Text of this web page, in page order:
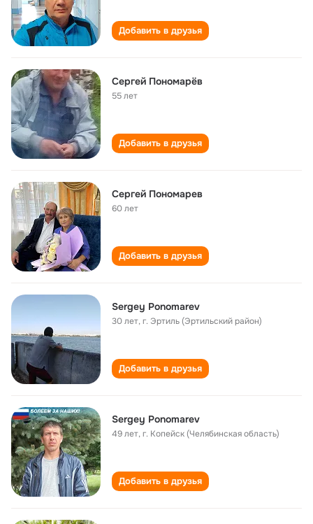
Добавить в друзья
Сергей Пономарёв
55 лет
Добавить в друзья
Сергей Пономарев
60 лет
Добавить в друзья
Sergey Ponomarev
30 лет,г. Эртиль (Эртильский район)
Добавить в друзья
Sergey Ponomarev
49 лет,г. Копейск (Челябинская область)
Добавить в друзья